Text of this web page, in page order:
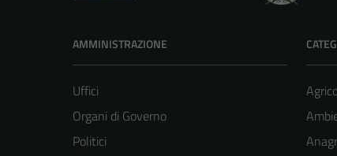
AMMINISTRAZIONE
Uffici
Organi di Governo
Politici